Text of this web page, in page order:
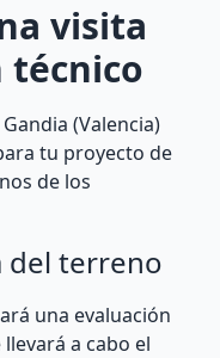
visita
técnico
(Valencia)
tu proyecto de
de los
del terreno
una evaluación
a cabo el